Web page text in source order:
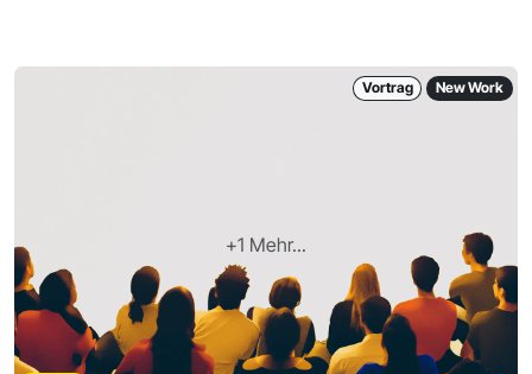
+1 Mehr...
Vortrag New Work